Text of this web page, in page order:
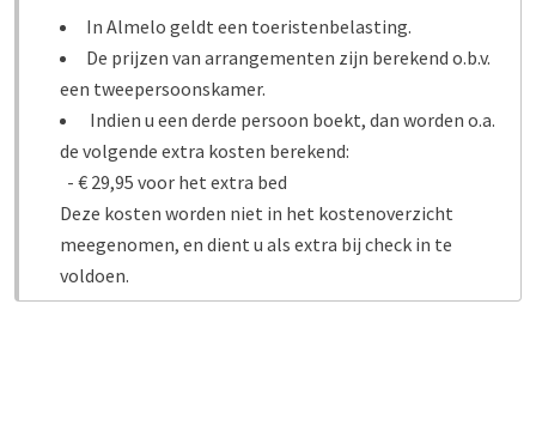
In Almelo geldt een toeristenbelasting.
De prijzen van arrangementen zijn berekend o.b.v.
een tweepersoonskamer.
Indien u een derde persoon boekt, dan worden o.a.
de volgende extra kosten berekend:
- € 29,95 voor het extra bed
Deze kosten worden niet in het kostenoverzicht
meegenomen, en dient u als extra bij check in te
voldoen.